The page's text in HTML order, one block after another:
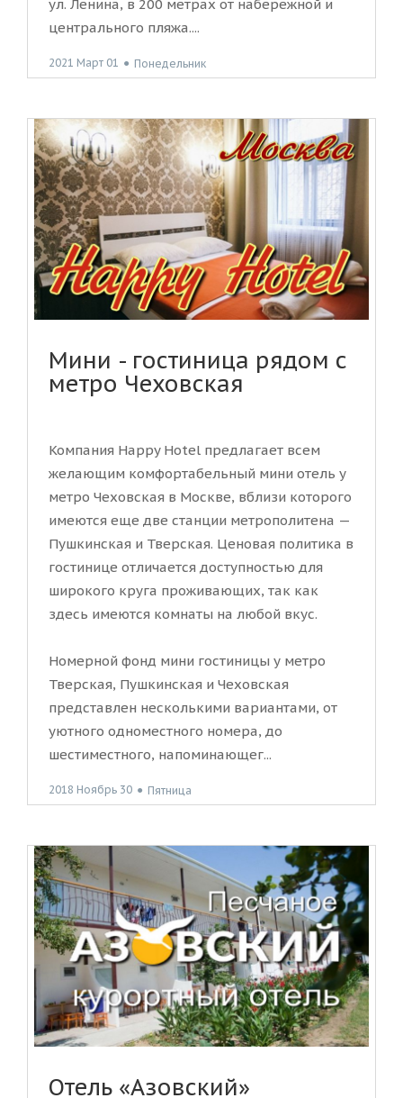
ул. Ленина, в 200 метрах от набережной и
центрального пляжа....
2021 Март 01 ● Понедельник
Мини - гостиница рядом с
метро Чеховская
Компания Happy Hotel предлагает всем
желающим комфортабельный мини отель у
метро Чеховская в Москве, вблизи которого
имеются еще две станции метрополитена —
Пушкинская и Тверская. Ценовая политика в
гостинице отличается доступностью для
широкого круга проживающих, так как
здесь имеются комнаты на любой вкус.
Номерной фонд мини гостиницы у метро
Тверская, Пушкинская и Чеховская
представлен несколькими вариантами, от
уютного одноместного номера, до
шестиместного, напоминающег...
2018 Ноябрь 30 ● Пятница
Отель «Азовский»